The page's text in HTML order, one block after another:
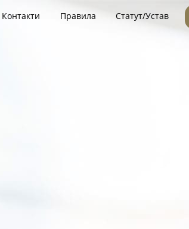
Контакти Правила Статут/Устав